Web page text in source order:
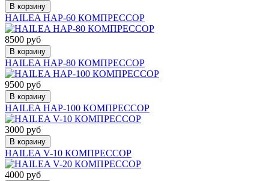
В корзину
HAILEA HAP-60 КОМПРЕССОР
8500 руб
В корзину
HAILEA HAP-80 КОМПРЕССОР
9500 руб
В корзину
HAILEA HAP-100 КОМПРЕССОР
3000 руб
В корзину
HAILEA V-10 КОМПРЕССОР
4000 руб